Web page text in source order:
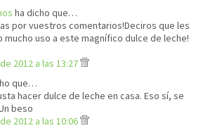
ha dicho que…
por vuestros comentarios!Deciros que les
mucho uso a este magnífico dulce de leche!
2012 a las 13:27
que…
hacer dulce de leche en casa. Eso sí, se
beso
2012 a las 10:06